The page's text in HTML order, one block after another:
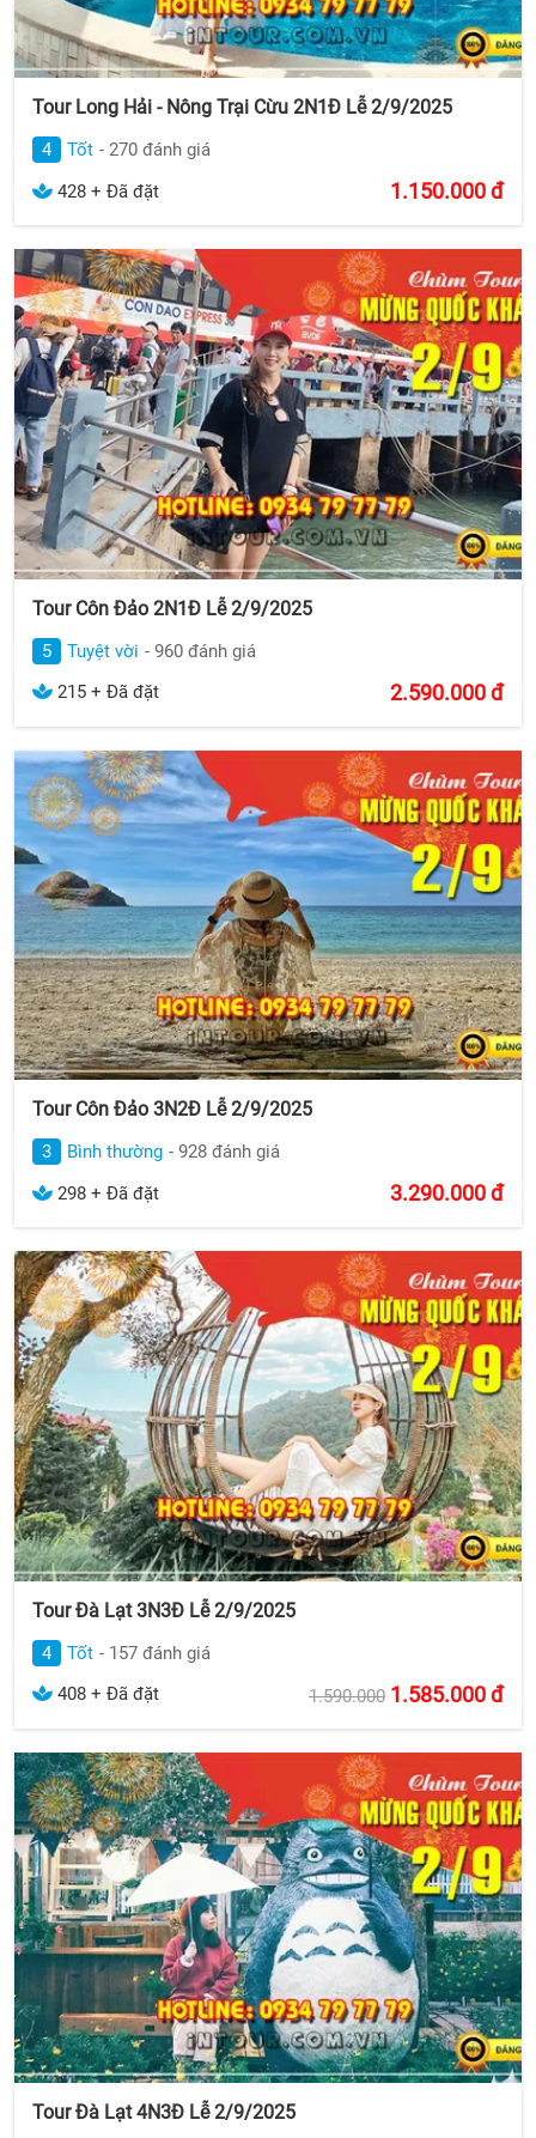
Tour Long Hải - Nông Trại Cừu 2N1Đ Lễ 2/9/2025
4 Tốt - 270 đánh giá
428 + Đã đặt
1.150.000đ
Tour Côn Đảo 2N1Đ Lễ 2/9/2025
5 Tuyệt vời - 960 đánh giá
215 + Đã đặt
2.590.000đ
Tour Côn Đảo 3N2Đ Lễ 2/9/2025
3 Bình thường - 928 đánh giá
298 + Đã đặt
3.290.000đ
Tour Đà Lạt 3N3Đ Lễ 2/9/2025
4 Tốt - 157 đánh giá
408 + Đã đặt
1.590.000 1.585.000đ
Tour Đà Lạt 4N3Đ Lễ 2/9/2025